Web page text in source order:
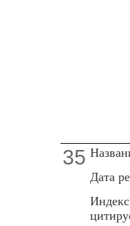
35
Дата
Индекс